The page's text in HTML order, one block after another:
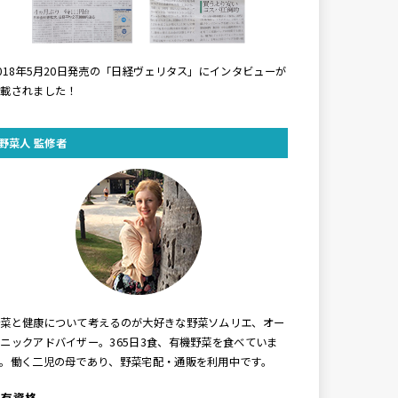
年5月20日発売の「日経ヴェリタス」にインタビューが
されました！
菜人 監修者
と健康について考えるのが大好きな野菜ソムリエ、オー
ックアドバイザー。365日3食、有機野菜を食べていま
働く二児の母であり、野菜宅配・通販を利用中です。